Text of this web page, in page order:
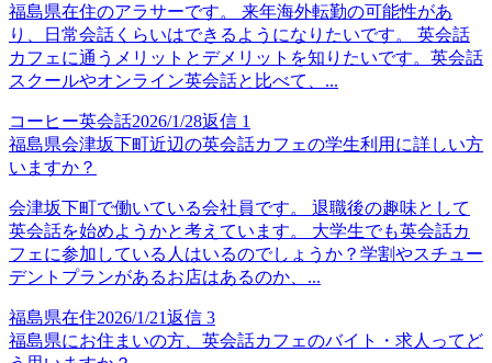
福島県在住のアラサーです。 来年海外転勤の可能性があ
り、日常会話くらいはできるようになりたいです。 英会話
カフェに通うメリットとデメリットを知りたいです。英会話
スクールやオンライン英会話と比べて、...
コーヒー英会話2026/1/28返信 1
福島県会津坂下町近辺の英会話カフェの学生利用に詳しい方
いますか？
会津坂下町で働いている会社員です。 退職後の趣味として
英会話を始めようかと考えています。 大学生でも英会話カ
フェに参加している人はいるのでしょうか？学割やスチュー
デントプランがあるお店はあるのか、...
福島県在住2026/1/21返信 3
福島県にお住まいの方、英会話カフェのバイト・求人ってど